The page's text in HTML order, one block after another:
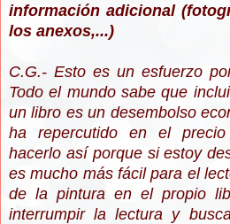
información adicional
los anexos,...)
C.G.- Esto es un esfuerzo
Todo el mundo sabe que
un libro es un desembolso
ha repercutido en el
hacerlo así porque si estoy
es mucho más fácil para el
de la pintura en el propio
interrumpir la lectura y